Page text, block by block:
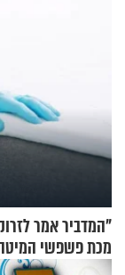
"המדביר אמר
מכת פשפשי